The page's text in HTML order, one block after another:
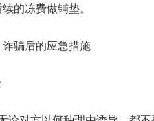
的冻费做铺垫。
骗后的应急措施